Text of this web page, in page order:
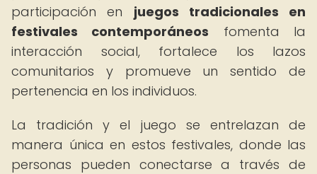
participación en juegos tradicionales en
festivales contemporáneos fomenta la
interacción social, fortalece los lazos
comunitarios y promueve un sentido de
pertenencia en los individuos.
La tradición y el juego se entrelazan de
manera única en estos festivales, donde las
personas pueden conectarse a través de